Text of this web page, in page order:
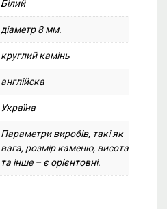
Білий
діаметр 8 мм.
круглий камінь
англійска
Україна
Параметри виробів, такі як
вага, розмір каменю, висота
та інше – є орієнтовні.